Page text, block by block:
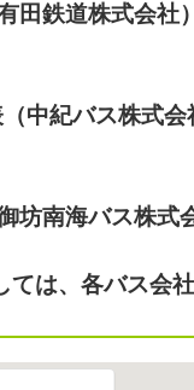
田鉄道株式会社）
中紀バス株式会
坊南海バス株式
ては、各バス会